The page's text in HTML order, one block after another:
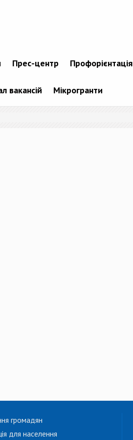
Прес-центр Профорієнтація
вакансій Мікрогранти
громадян
для населення